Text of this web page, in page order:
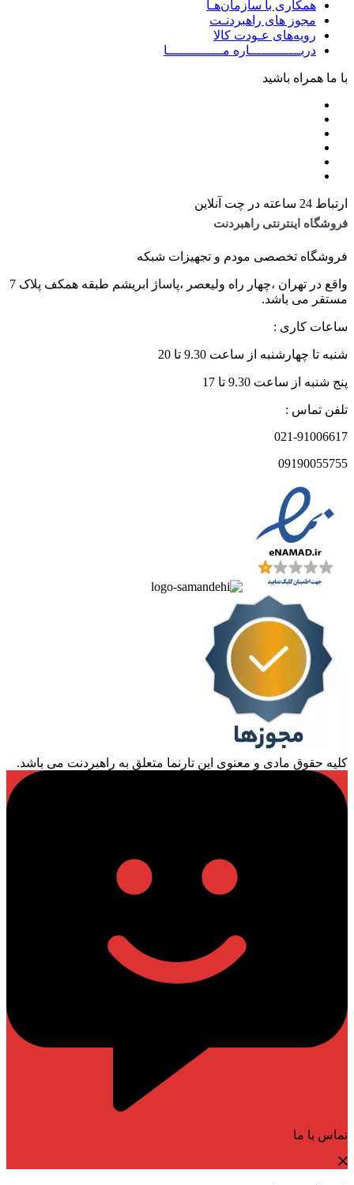
همکاری با سازمان‌هـا
مجوز های راهبردنـت
رویه‌های عـودت کالا
دربـــــــــــــاره مــــــــــــــا
با ما همراه باشید
ارتباط 24 ساعته در چت آنلاین
فروشگاه اینترنتی راهبردنت
فروشگاه تخصصی مودم و تجهیزات شبکه
واقع در تهران ،چهار راه ولیعصر ،پاساژ ابریشم طبقه همکف پلاک 7
مستقر می باشد.
ساعات کاری :
شنبه تا چهارشنبه از ساعت 9.30 تا 20
پنج شنبه از ساعت 9.30 تا 17
تلفن تماس :
021-91006617
09190055755
کلیه حقوق مادی و معنوی این تارنما متعلق به راهبردنت می باشد.
تماس با ما